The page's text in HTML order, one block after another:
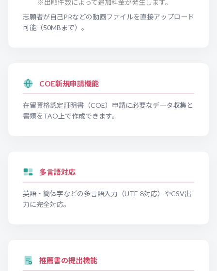
※出願件数によって追加料金が発生します。
志願者が自己PRなどの動画ファイルを直接アップロード
可能（50MBまで）。
COE新規申請機能
在留資格認定証明書（COE）申請に必要なデータ収集と
書類をTAO上で作成できます。
多言語対応
英語・簡体字などの多言語入力（UTF-8対応）やCSV出
力に完全対応。
推薦書の提出機能